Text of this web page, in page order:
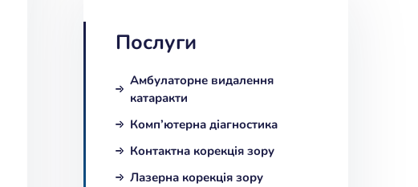
Послуги
Амбулаторне видалення
катаракти
Комп’ютерна діагностика
Контактна корекція зору
Лазерна корекція зору